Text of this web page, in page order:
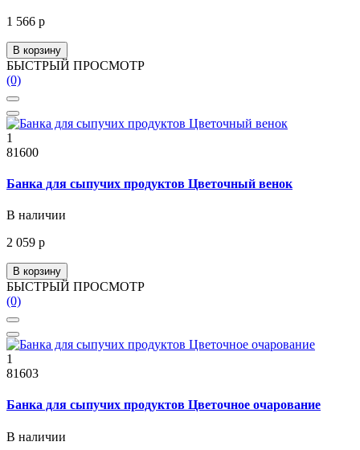
1 566 р
В корзину
БЫСТРЫЙ ПРОСМОТР
(0)
1
81600
Банка для сыпучих продуктов Цветочный венок
В наличии
2 059 р
В корзину
БЫСТРЫЙ ПРОСМОТР
(0)
1
81603
Банка для сыпучих продуктов Цветочное очарование
В наличии